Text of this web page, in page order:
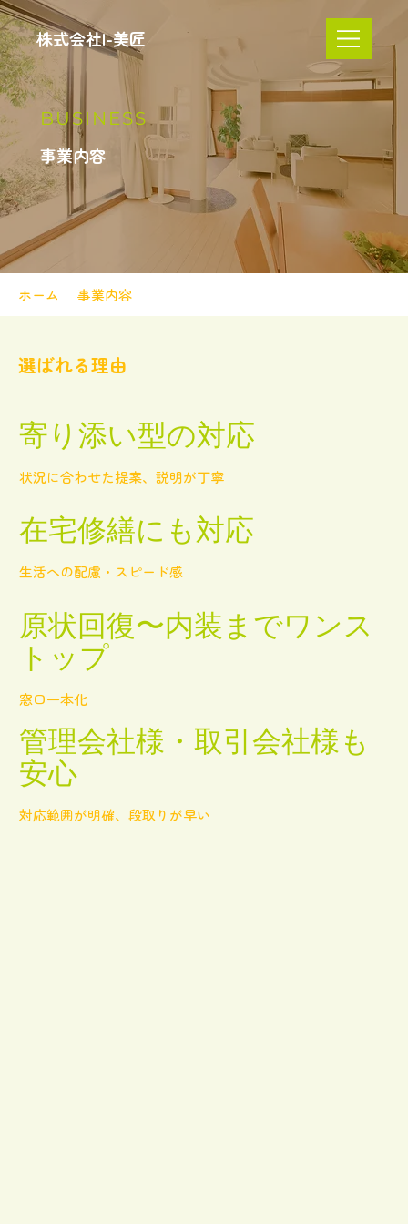
株式会社I-美匠
BUSINESS
事業内容
ホーム 事業内容
選ばれる理由
寄り添い型の対応
状況に合わせた提案、説明が丁寧
在宅修繕にも対応
生活への配慮・スピード感
原状回復〜内装までワンス
トップ
窓口一本化
管理会社様・取引会社様も
安心
対応範囲が明確、段取りが早い